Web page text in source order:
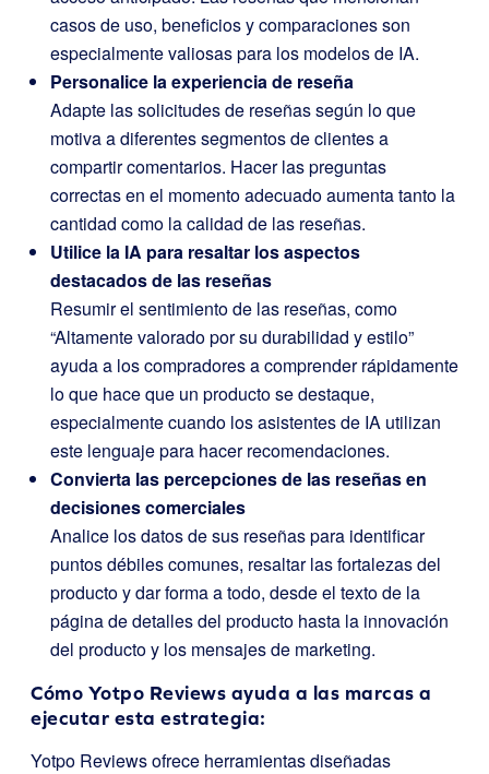
casos de uso, beneficios y comparaciones son
especialmente valiosas para los modelos de IA.
Personalice la experiencia de reseña
Adapte las solicitudes de reseñas según lo que
motiva a diferentes segmentos de clientes a
compartir comentarios. Hacer las preguntas
correctas en el momento adecuado aumenta tanto la
cantidad como la calidad de las reseñas.
Utilice la IA para resaltar los aspectos
destacados de las reseñas
Resumir el sentimiento de las reseñas, como
“Altamente valorado por su durabilidad y estilo”
ayuda a los compradores a comprender rápidamente
lo que hace que un producto se destaque,
especialmente cuando los asistentes de IA utilizan
este lenguaje para hacer recomendaciones.
Convierta las percepciones de las reseñas en
decisiones comerciales
Analice los datos de sus reseñas para identificar
puntos débiles comunes, resaltar las fortalezas del
producto y dar forma a todo, desde el texto de la
página de detalles del producto hasta la innovación
del producto y los mensajes de marketing.
Cómo Yotpo Reviews ayuda a las marcas a
ejecutar esta estrategia:
Yotpo Reviews ofrece herramientas diseñadas